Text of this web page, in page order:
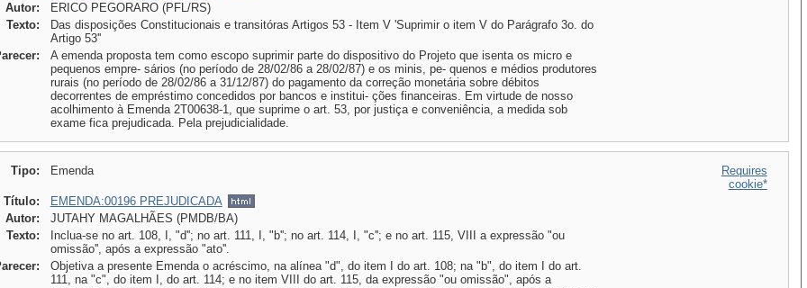
Autor:
ERICO PEGORARO (PFL/RS)
Texto:
Das disposições Constitucionais e transitóras Artigos 53 - Item V 'Suprimir o item V do Parágrafo 3o. do
Artigo 53''
A emenda proposta tem como escopo suprimir parte do dispositivo do Projeto que isenta os micro e
pequenos empre- sários (no período de 28/02/86 a 28/02/87) e os minis, pe- quenos e médios produtores
rurais (no período de 28/02/86 a 31/12/87) do pagamento da correção monetária sobre débitos
decorrentes de empréstimo concedidos por bancos e institui- ções financeiras. Em virtude de nosso
acolhimento à Emenda 2T00638-1, que suprime o art. 53, por justiça e conveniência, a medida sob
exame fica prejudicada. Pela prejudicialidade.
Tipo: Emenda
Requires
cookie*
Título:
EMENDA:00196 PREJUDICADA
Autor:
JUTAHY MAGALHÃES (PMDB/BA)
Texto:
Inclua-se no art. 108, I, "d''; no art. 111, I, "b''; no art. 114, I, "c''; e no art. 115, VIII a expressão "ou
omissão'', após a expressão "ato''.
Objetiva a presente Emenda o acréscimo, na alínea "d", do item I do art. 108; na "b", do item I do art.
111, na "c", do item I, do art. 114; e no item VIII do art. 115, da expressão "ou omissão", após a